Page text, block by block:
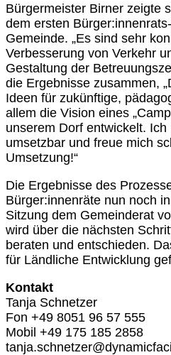
Bürgermeister Birner zeigte
dem ersten
Gemeinde. „Es sind sehr
Verbesserung von Verkehr
Gestaltung der
die Ergebnisse zusammen,
Ideen für zukünftige,
allem die Vision eines
unserem Dorf entwickelt.
umsetzbar und freue mich
Umsetzung!“
Die Ergebnisse des
Bürger:innenräte nun noch
Sitzung dem Gemeinderat
wird über die nächsten
beraten und entschieden.
für Ländliche Entwicklung
Kontakt
Tanja Schnetzer
Fon +49 8051 96 57 555
Mobil +49 175 185 2858